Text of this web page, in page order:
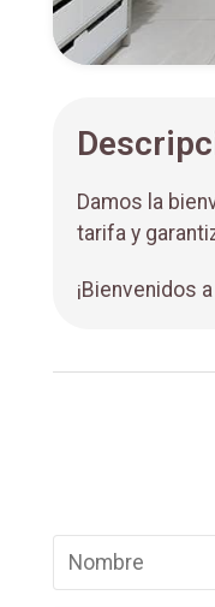
Damos la
tarifa y
¡Bienvenidos